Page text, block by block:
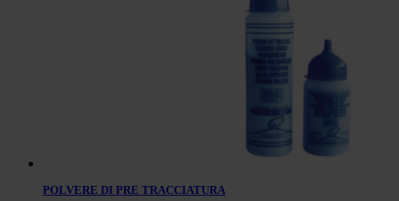
POLVERE DI PRE TRACCIATURA